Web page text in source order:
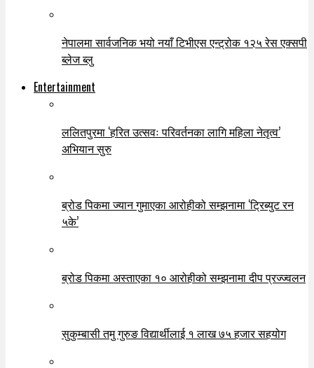
नेपालमा सार्वजनिक भयो नयाँ टिभीएस एन्ट्रोक १२५ रेस एक्सपी
ब्लेज ब्लु
Entertainment
ललितपुरमा ‘हरित उत्सवः परिवर्तनका लागि महिला नेतृत्व’
अभियान सुरु
ब्रोड पिकमा ज्यान गुमाएका आरोहीको सम्झनामा ‘ट्रिब्युट रन
५के’
ब्रोड पिकमा अस्ताएका १० आरोहीको सम्झनामा दीप प्रज्ज्वलन
सुकुम्बासी तमु गुरुङ विद्यार्थीलाई १ लाख ७५ हजार सहयोग